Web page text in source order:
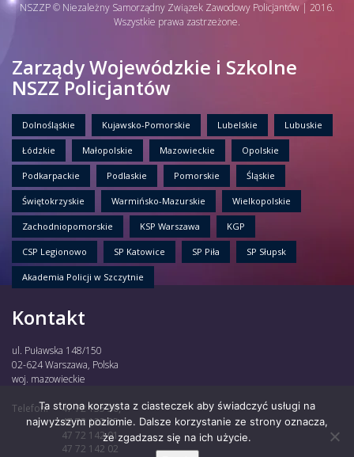
NSZZP © Niezależny Samorządny Związek Zawodowy Policjantów | 2016.
Wszystkie prawa zastrzeżone.
Zarządy Wojewódzkie i Szkolne
NSZZ Policjantów
Dolnośląskie Kujawsko-Pomorskie Lubelskie Lubuskie
Łódzkie Małopolskie Mazowieckie Opolskie
Podkarpackie Podlaskie Pomorskie Śląskie
Świętokrzyskie Warmińsko-Mazurskie Wielkopolskie
Zachodniopomorskie KSP Warszawa KGP
CSP Legionowo SP Katowice SP Piła SP Słupsk
Akademia Policji w Szczytnie
Kontakt
ul. Puławska 148/150
02-624 Warszawa, Polska
woj. mazowieckie
Telefon:
47 72 135 30,
47 72 122 85,
47 72 142 01,
47 72 142 02
Ta strona korzysta z ciasteczek aby świadczyć usługi na
najwyższym poziomie. Dalsze korzystanie ze strony oznacza,
że zgadzasz się na ich użycie.